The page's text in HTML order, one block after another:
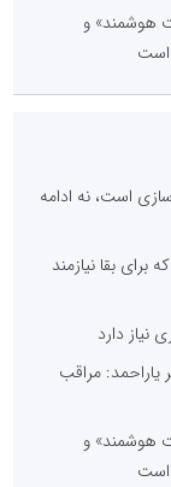
هوشمند» و
است
است، نه ادامه
بقا نیازمند
نیاز دارد
مراقب
هوشمند» و
است